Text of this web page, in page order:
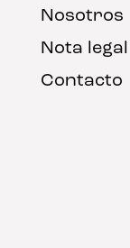
Nosotros
Nota legal
Contacto